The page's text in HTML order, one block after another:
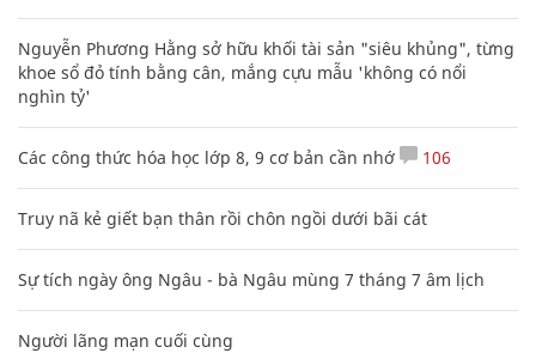
Nguyễn Phương Hằng sở hữu khối tài sản "siêu khủng", từng
khoe sổ đỏ tính bằng cân, mắng cựu mẫu 'không có nổi
nghìn tỷ'
Các công thức hóa học lớp 8, 9 cơ bản cần nhớ 106
Truy nã kẻ giết bạn thân rồi chôn ngồi dưới bãi cát
Sự tích ngày ông Ngâu - bà Ngâu mùng 7 tháng 7 âm lịch
Người lãng mạn cuối cùng